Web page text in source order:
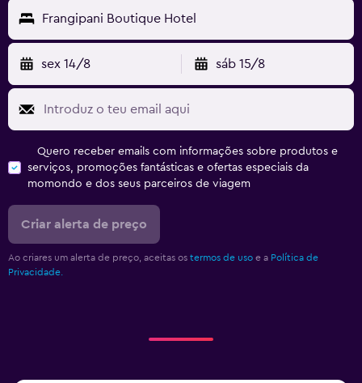
Frangipani Boutique Hotel
sex 14/8 sáb 15/8
Quero receber emails com informações sobre produtos e
serviços, promoções fantásticas e ofertas especiais da
momondo e dos seus parceiros de viagem
Criar alerta de preço
Ao criares um alerta de preço, aceitas os termos de uso e a Política de
Privacidade.